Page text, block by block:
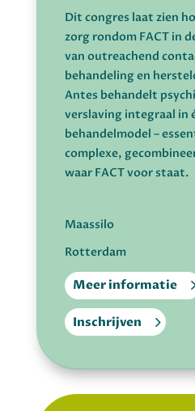
Dit congres laat zien
zorg rondom FACT in
van outreachend
behandeling en
Antes behandelt
verslaving integraal in
behandelmodel –
complexe,
waar FACT voor staat.
Maassilo
Rotterdam
Meer informatie
Inschrijven